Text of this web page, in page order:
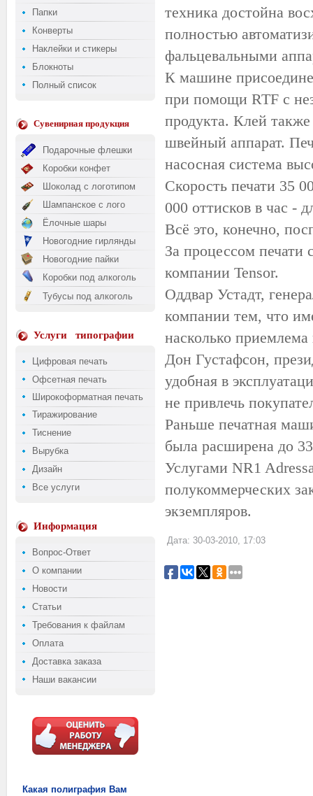
Папки
Конверты
Наклейки и стикеры
Блокноты
Полный список
Сувенирная продукция
Подарочные флешки
Коробки конфет
Шоколад с логотипом
Шампанское с лого
Ёлочные шары
Новогодние гирлянды
Новогодние пайки
Коробки под алкоголь
Тубусы под алкоголь
Услуги типографии
Цифровая печать
Офсетная печать
Широкоформатная печать
Тиражирование
Тиснение
Вырубка
Дизайн
Все услуги
Информация
Вопрос-Ответ
О компании
Новости
Статьи
Требования к файлам
Оплата
Доставка заказа
Наши вакансии
Какая полиграфия Вам
техника достойна
полностью
фальцевальными
К машине
при помощи RTF с
продукта. Клей
швейный аппарат.
насосная система
Скорость печати 35
000 оттисков в час -
Всё это, конечно,
За процессом
компании Tensor.
Оддвар Устадт,
компании тем, что
насколько
Дон Густафсон,
удобная в
не привлечь
Раньше печатная
была расширена до
Услугами NR1
полукоммерческих
экземпляров.
Дата: 30-03-2010, 17:03